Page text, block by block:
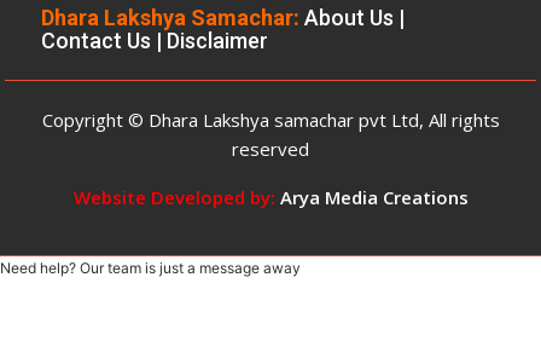
पहुंच
का
Dhara Lakshya Samachar: About Us |
Contact Us | Disclaimer
Copyright © Dhara Lakshya samachar pvt Ltd, All rights
reserved
Website Developed by: Arya Media Creations
Need help? Our team is just a message away